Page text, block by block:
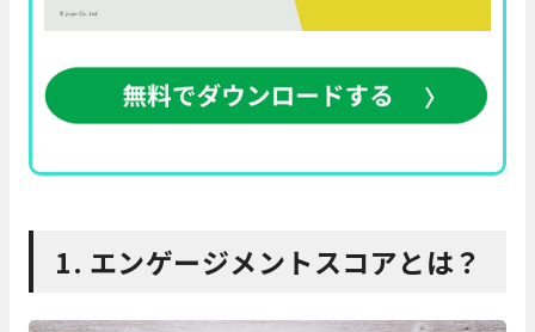
1. エンゲージメントスコアとは？